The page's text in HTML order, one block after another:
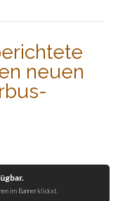
neuen
im Banner klickst.